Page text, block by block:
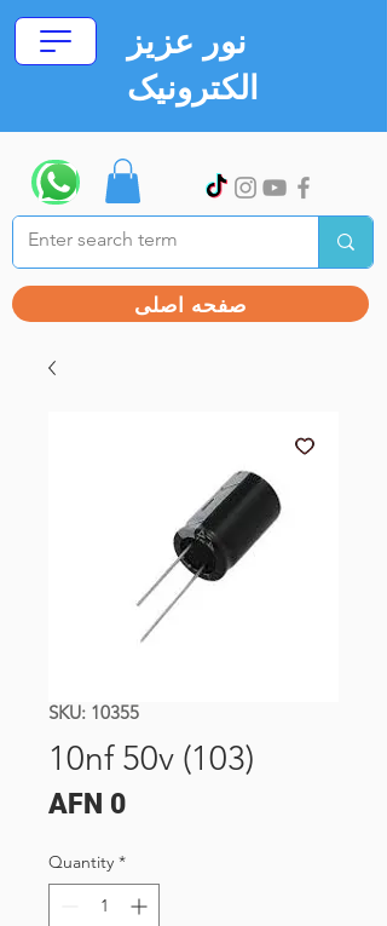
نور عزیز
الکترونیک
صفحه اصلی
SKU: 10355
10nf 50v (103)
AFN 0Price
Quantity *